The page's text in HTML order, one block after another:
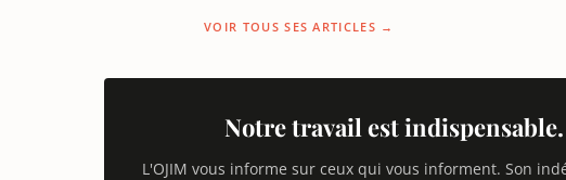
VOIR TOUS SES ARTICLES →
Notre travail est
L'OJIM vous informe sur ceux qui vous informent. Son